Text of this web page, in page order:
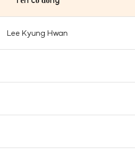
Lee Kyung Hwan